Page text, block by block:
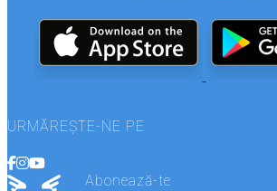
URMĂREȘTE-NE PE
Abonează-te